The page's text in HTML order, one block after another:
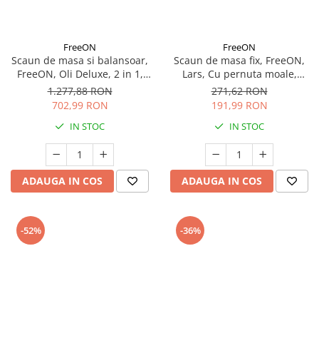
FreeON
Scaun de masa si balansoar,
FreeON, Oli Deluxe, 2 in 1,
Transformabil,
Multifunctional, Cu melodii de
1.277,88 RON
702,99 RON
IN STOC
ADAUGA IN COS
FreeON
Scaun de masa fix, FreeON,
Lars, Cu pernuta moale,
Animals
271,62 RON
191,99 RON
IN STOC
ADAUGA IN COS
-52% -36%